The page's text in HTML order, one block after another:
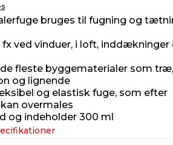
bruges til fugning og
fx ved vinduer, i loft, inddækninger
fleste byggematerialer som træ,
og lignende
og elastisk fuge, som efter
overmales
og indeholder 300 ml